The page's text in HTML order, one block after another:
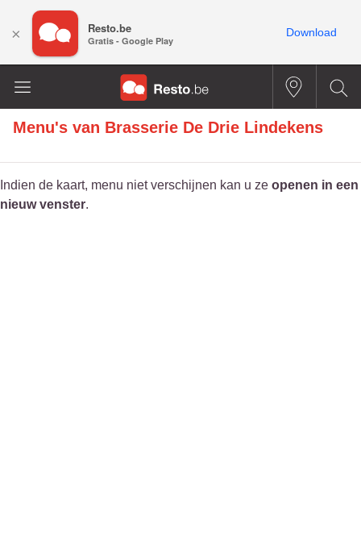
Menu's van Brasserie De Drie Lindekens
Indien de kaart, menu niet verschijnen kan u ze openen in een
nieuw venster.
× Resto.be
Gratis - Google Play
Download